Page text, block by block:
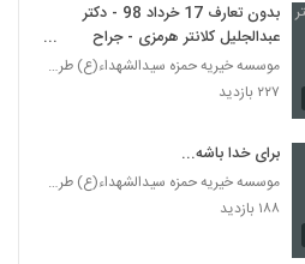
بدون تعارف 17 خرداد 98 - دکتر
عبدالجلیل کلانتر هرمزی - جراح
پلاستیک و استاد دانشگاه
موسسه خیریه حمزه سیدالشهداء(ع) طرقبه
۲۲۷ بازدید
برای خدا باشه...
موسسه خیریه حمزه سیدالشهداء(ع) طرقبه
۱۸۸ بازدید